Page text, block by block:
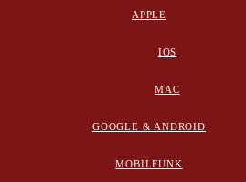
APPLE
IOS
MAC
GOOGLE & ANDROID
MOBILFUNK